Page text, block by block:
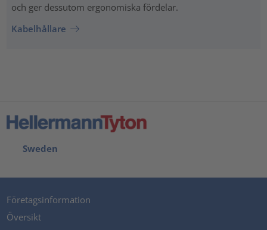
och ger dessutom ergonomiska fördelar.
Kabelhållare
Sweden
Företagsinformation
Översikt